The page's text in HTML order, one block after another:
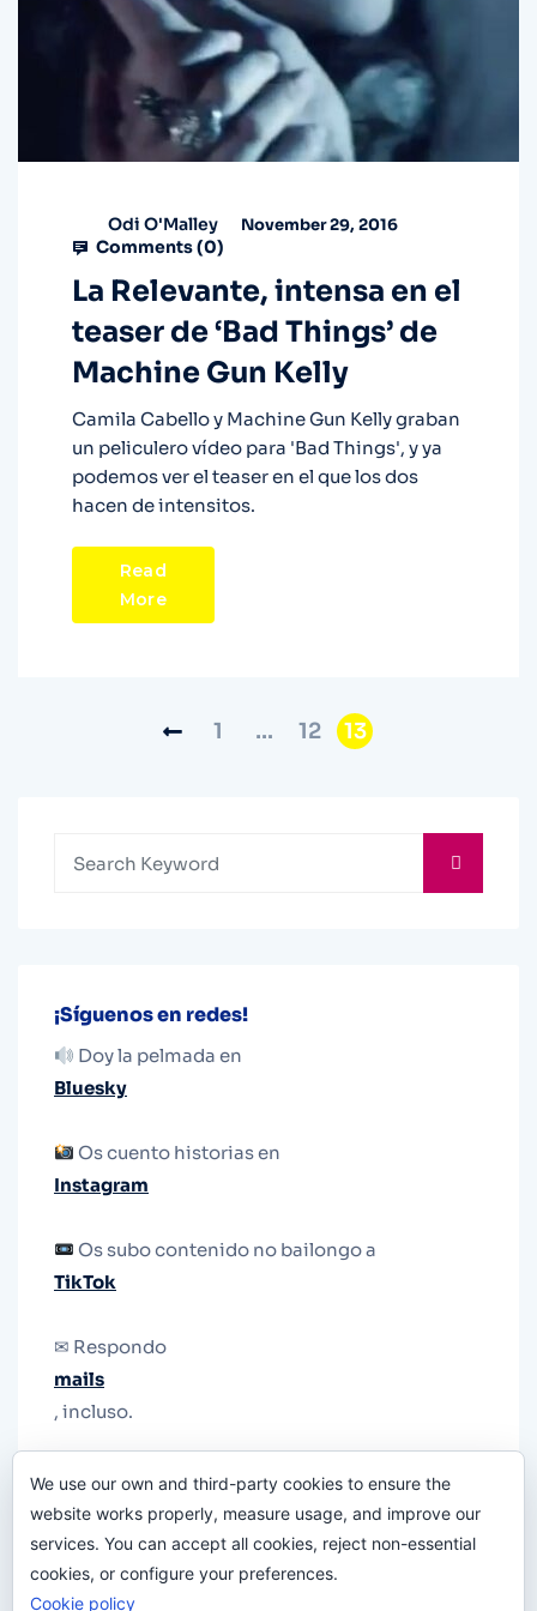
Odi O'Malley November 29, 2016
Comments (0)
La Relevante, intensa en el
teaser de ‘Bad Things’ de
Machine Gun Kelly
Camila Cabello y Machine Gun Kelly graban
un peliculero vídeo para 'Bad Things', y ya
podemos ver el teaser en el que los dos
hacen de intensitos.
Read
More
1 … 12 13
¡Síguenos en redes!
Doy la pelmada en
Bluesky
Os cuento historias en
Instagram
Os subo contenido no bailongo a
TikTok
✉ Respondo
mails
, incluso.
le quiten el teléfono.
We use our own and third-party cookies to ensure the
website works properly, measure usage, and improve our
services. You can accept all cookies, reject non-essential
cookies, or configure your preferences.
Cookie policy